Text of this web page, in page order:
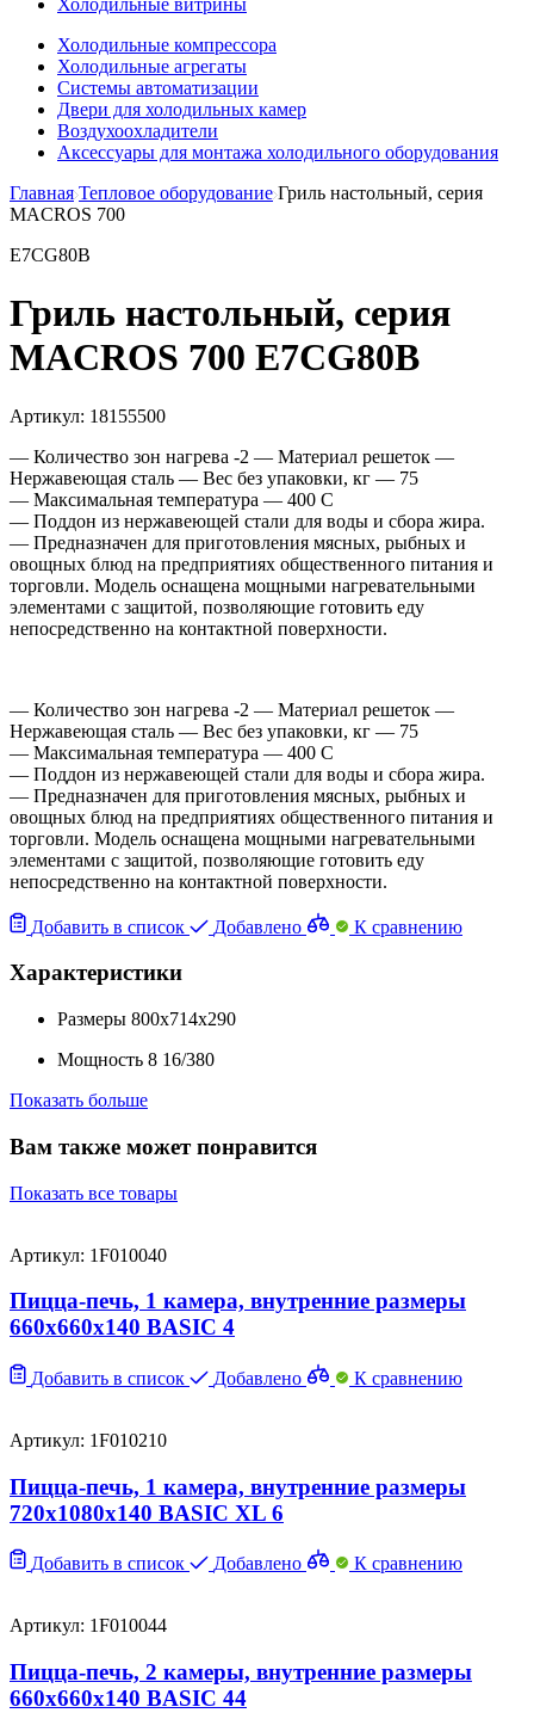
Холодильные компрессора
Холодильные агрегаты
Системы автоматизации
Двери для холодильных камер
Воздухоохладители
Аксессуары для монтажа холодильного оборудования
Главная Тепловое оборудование Гриль настольный, серия
MACROS 700
E7CG80B
Гриль настольный, серия
MACROS 700 E7CG80B
Артикул: 18155500
— Количество зон нагрева -2 — Материал решеток —
Нержавеющая сталь — Вес без упаковки, кг — 75
— Mаксимальная температура — 400 C
— Поддон из нержавеющей стали для воды и сбора жира.
— Предназначен для приготовления мясных, рыбных и
овощных блюд на предприятиях общественного питания и
торговли. Модель оснащена мощными нагревательными
элементами с защитой, позволяющие готовить еду
непосредственно на контактной поверхности.
— Количество зон нагрева -2 — Материал решеток —
Нержавеющая сталь — Вес без упаковки, кг — 75
— Mаксимальная температура — 400 C
— Поддон из нержавеющей стали для воды и сбора жира.
— Предназначен для приготовления мясных, рыбных и
овощных блюд на предприятиях общественного питания и
торговли. Модель оснащена мощными нагревательными
элементами с защитой, позволяющие готовить еду
непосредственно на контактной поверхности.
Добавить в список Добавлено К сравнению
Характеристики
Размеры 800x714x290
Мощность 8 16/380
Показать больше
Вам также может понравится
Показать все товары
Артикул: 1F010040
Пицца-печь, 1 камера, внутренние размеры
660x660x140 BASIC 4
Добавить в список Добавлено К сравнению
Артикул: 1F010210
Пицца-печь, 1 камера, внутренние размеры
720x1080x140 BASIC XL 6
Добавить в список Добавлено К сравнению
Артикул: 1F010044
Пицца-печь, 2 камеры, внутренние размеры
660x660x140 BASIC 44